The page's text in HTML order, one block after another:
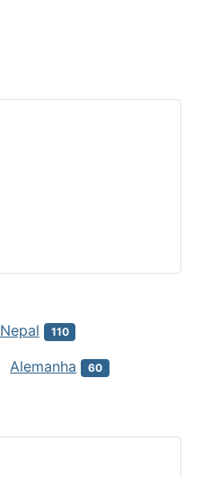
Nepal 110
Alemanha 60